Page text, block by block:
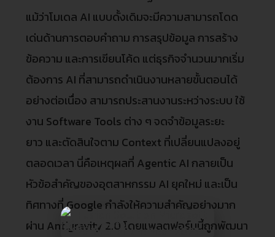
แม้ว่าโมเดล AI แบบดั้งเดิมจะมีความสามารถโดด
เด่นด้านการตอบคำถาม การสรุปข้อมูล การสร้าง
ข้อความ และการเขียนโค้ด แต่ธุรกิจจำนวนมากเริ่ม
ต้องการ AI ที่สามารถดำเนินงานหลายขั้นตอนได้
อย่างต่อเนื่อง สามารถประสานงานระหว่างระบบ ใช้
งาน Software Tools ต่าง ๆ จดจำข้อมูลระยะ
ยาว และตัดสินใจตาม Context ที่เปลี่ยนแปลงอยู่
ตลอดเวลา นี่คือเหตุผลที่ Agentic AI กลายเป็น
หัวข้อสำคัญของอุตสาหกรรม AI ยุคใหม่ และเป็น
ทิศทางที่ Google กำลังให้ความสำคัญอย่างมาก
ผ่าน Antigravity 2.0 โดยแพลตฟอร์มนี้ถูกพัฒนา